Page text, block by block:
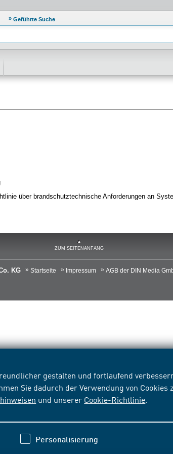
gestalten und fortlaufend
Sie dadurch der Verwendung von Cookies
und unserer Cookie-Richtlinie
Personalisierung
Geführte Suche
über brandschutztechnische Anforderungen an
ZUM SEITENANFANG
KG Startseite Impressum AGB der DIN Media